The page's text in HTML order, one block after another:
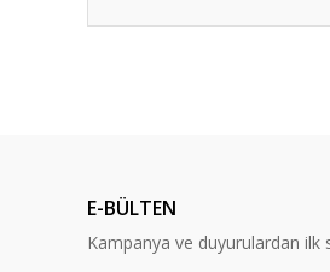
Ürün bilgilerinde hatalar
Ürün fiyatı diğer
E-BÜLTEN
Kampanya ve duyurulardan ilk